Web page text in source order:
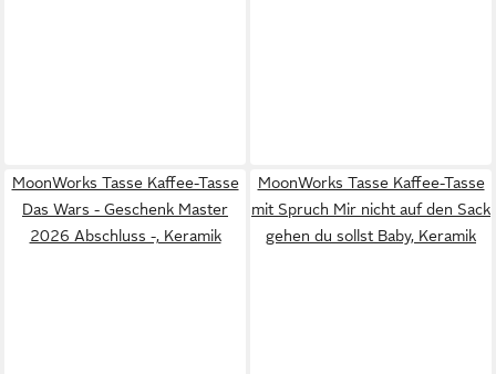
MoonWorks Tasse Kaffee-Tasse
Das Wars - Geschenk Master
2026 Abschluss -, Keramik
MoonWorks Tasse Kaffee-Tasse
mit Spruch Mir nicht auf den Sack
gehen du sollst Baby, Keramik